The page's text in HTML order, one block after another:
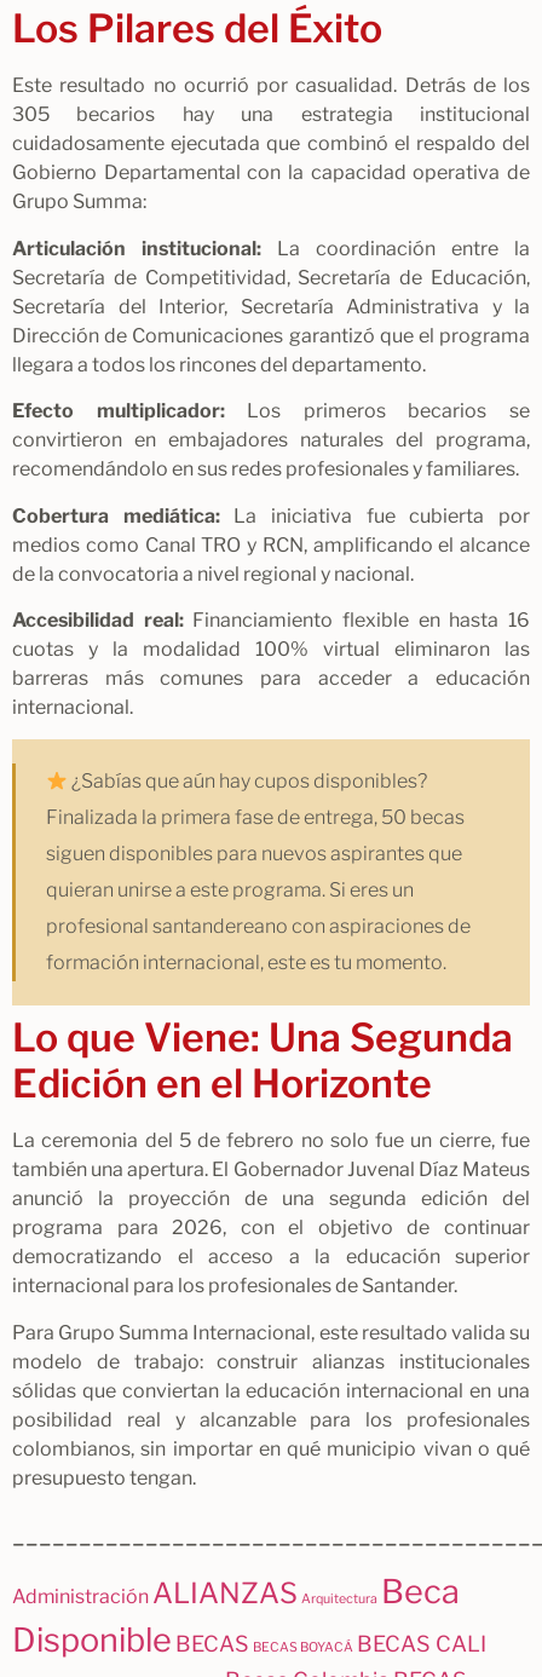
Los Pilares del Éxito
Este resultado no ocurrió por casualidad. Detrás de los
305 becarios hay una estrategia institucional
cuidadosamente ejecutada que combinó el respaldo del
Gobierno Departamental con la capacidad operativa de
Grupo Summa:
Articulación institucional: La coordinación entre la
Secretaría de Competitividad, Secretaría de Educación,
Secretaría del Interior, Secretaría Administrativa y la
Dirección de Comunicaciones garantizó que el programa
llegara a todos los rincones del departamento.
Efecto multiplicador:Los primeros becarios se
convirtieron en embajadores naturales del programa,
recomendándolo en sus redes profesionales y familiares.
Cobertura mediática:La iniciativa fue cubierta por
medios como Canal TRO y RCN, amplificando el alcance
de la convocatoria a nivel regional y nacional.
Accesibilidad real:Financiamiento flexible en hasta 16
cuotas y la modalidad 100% virtual eliminaron las
barreras más comunes para acceder a educación
internacional.
¿Sabías que aún hay cupos disponibles?
Finalizada la primera fase de entrega, 50 becas
siguen disponibles para nuevos aspirantes que
quieran unirse a este programa. Si eres un
profesional santandereano con aspiraciones de
formación internacional, este es tu momento.
Lo que Viene: Una Segunda
Edición en el Horizonte
La ceremonia del 5 de febrero no solo fue un cierre, fue
también una apertura. El Gobernador Juvenal Díaz Mateus
anunció la proyección de una segunda edición del
programa para 2026, con el objetivo de continuar
democratizando el acceso a la educación superior
internacional para los profesionales de Santander.
Para Grupo Summa Internacional, este resultado valida su
modelo de trabajo: construir alianzas institucionales
sólidas que conviertan la educación internacional en una
posibilidad real y alcanzable para los profesionales
colombianos, sin importar en qué municipio vivan o qué
presupuesto tengan.
Administración ALIANZAS Arquitectura Beca
Disponible BECAS BECAS BOYACÁ BECAS CALI